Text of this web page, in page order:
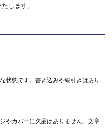
します。
状態です。書き込みや線引きはあり
やカバーに欠品はありません。文章